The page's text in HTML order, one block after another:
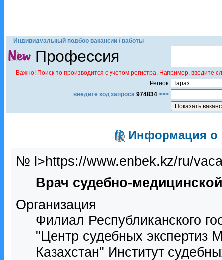
Индивидуальный подбор вакансии / работы
Профессия
Важно! Поиск по производится с учетом регистра. Например,
Регион
введите код запроса 974834 >>>
Информация о
№ l>https://www.enbek.kz/ru/
Врач судебно-
Организация
Филиал Республиканского
"Центр судебных экспертиз
Казахстан" Институт